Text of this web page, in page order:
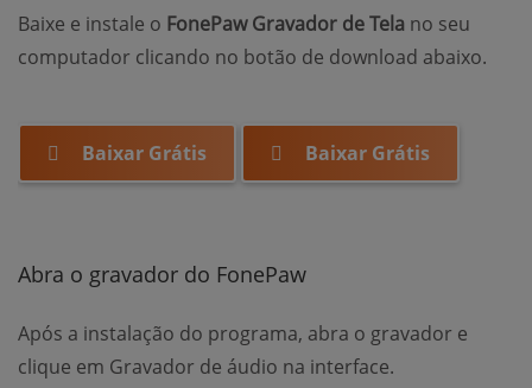
Baixe e instale o FonePaw Gravador de Tela no seu
computador clicando no botão de download abaixo.
Baixar Grátis Baixar Grátis
Abra o gravador do FonePaw
Após a instalação do programa, abra o gravador e
clique em Gravador de áudio na interface.